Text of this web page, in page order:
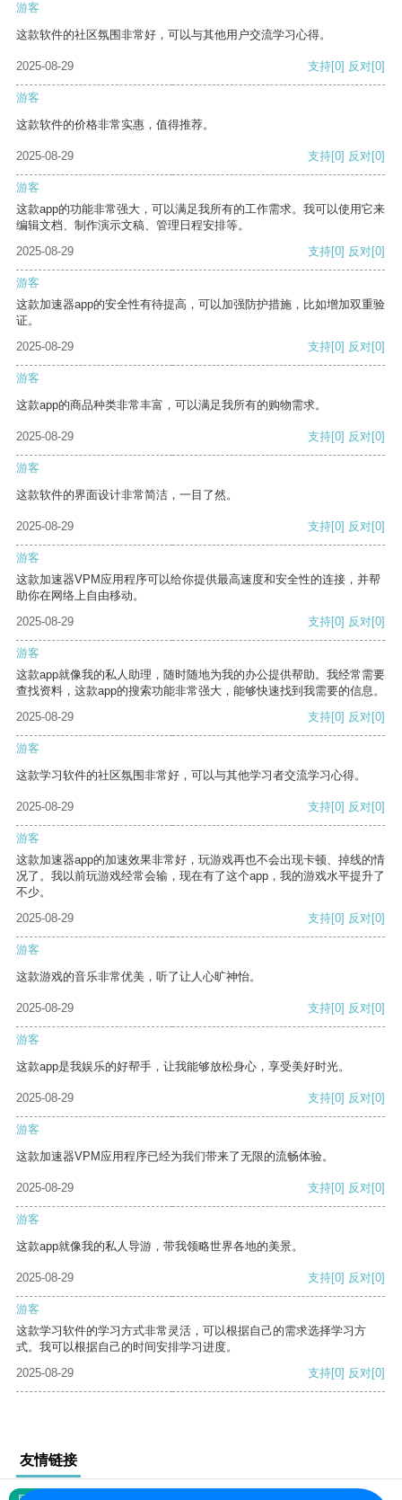
游客
这款软件的社区氛围非常好，可以与其他用户交流学习心得。
2025-08-29 支持[0] 反对[0]
游客
这款软件的价格非常实惠，值得推荐。
2025-08-29 支持[0] 反对[0]
游客
这款app的功能非常强大，可以满足我所有的工作需求。我可以使用它来
编辑文档、制作演示文稿、管理日程安排等。
2025-08-29
支持[0] 反对[0]
游客
这款加速器app的安全性有待提高，可以加强防护措施，比如增加双重验
证。
2025-08-29
支持[0] 反对[0]
游客
这款app的商品种类非常丰富，可以满足我所有的购物需求。
2025-08-29 支持[0] 反对[0]
游客
这款软件的界面设计非常简洁，一目了然。
2025-08-29 支持[0] 反对[0]
游客
这款加速器VPM应用程序可以给你提供最高速度和安全性的连接，并帮
助你在网络上自由移动。
2025-08-29
支持[0] 反对[0]
游客
这款app就像我的私人助理，随时随地为我的办公提供帮助。我经常需要
查找资料，这款app的搜索功能非常强大，能够快速找到我需要的信息。
2025-08-29
支持[0] 反对[0]
游客
这款学习软件的社区氛围非常好，可以与其他学习者交流学习心得。
2025-08-29 支持[0] 反对[0]
游客
这款加速器app的加速效果非常好，玩游戏再也不会出现卡顿、掉线的情
况了。我以前玩游戏经常会输，现在有了这个app，我的游戏水平提升了
不少。
2025-08-29
支持[0] 反对[0]
游客
这款游戏的音乐非常优美，听了让人心旷神怡。
2025-08-29 支持[0] 反对[0]
游客
这款app是我娱乐的好帮手，让我能够放松身心，享受美好时光。
2025-08-29 支持[0] 反对[0]
游客
这款加速器VPM应用程序已经为我们带来了无限的流畅体验。
2025-08-29 支持[0] 反对[0]
游客
这款app就像我的私人导游，带我领略世界各地的美景。
2025-08-29 支持[0] 反对[0]
游客
这款学习软件的学习方式非常灵活，可以根据自己的需求选择学习方
式。我可以根据自己的时间安排学习进度。
2025-08-29
支持[0] 反对[0]
友情链接